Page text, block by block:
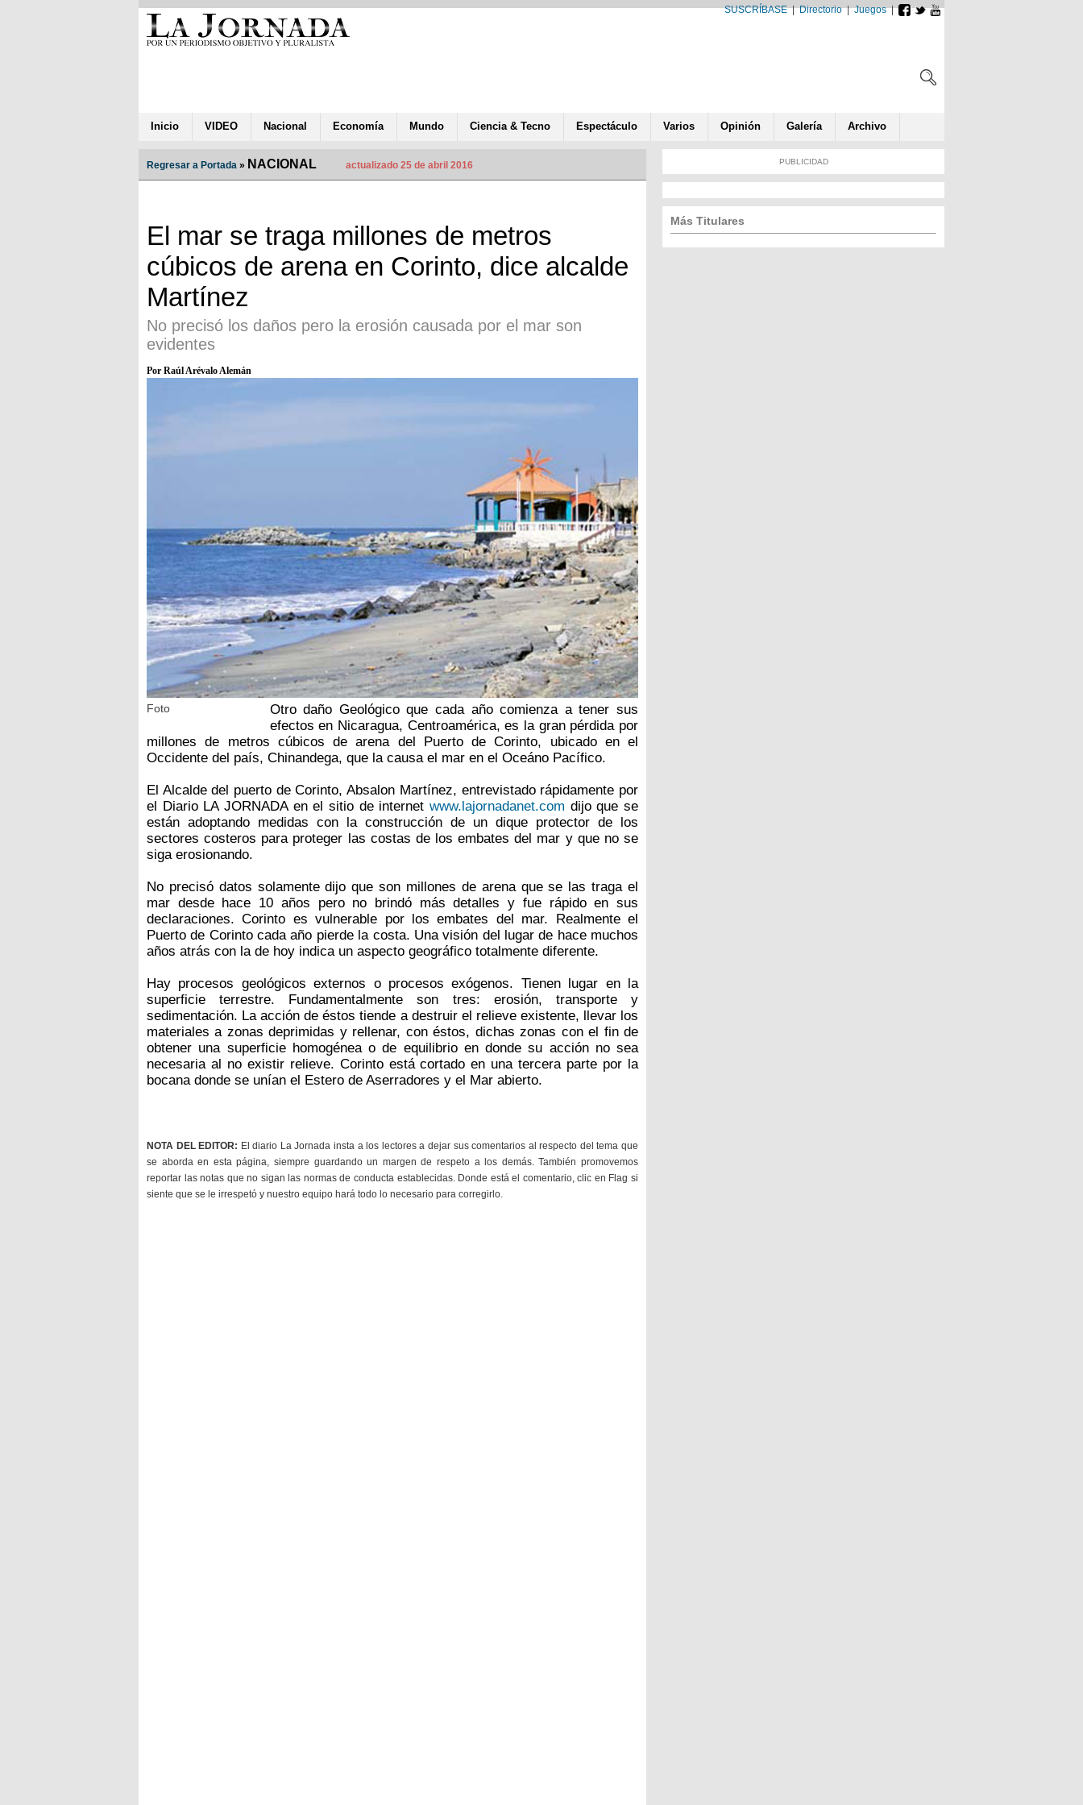
SUSCRÍBASE|Directorio|Juegos|
Inicio VIDEO Nacional Economía Mundo Ciencia & Tecno Espectáculo Varios Opinión Galería Archivo
Regresar a Portada » NACIONAL actualizado 25 de abril 2016
El mar se traga millones de metros
cúbicos de arena en Corinto, dice alcalde
Martínez
No precisó los daños pero la erosión causada por el mar son
evidentes
Por Raúl Arévalo Alemán
Foto
Otro daño Geológico que cada año comienza a tener sus
efectos en Nicaragua, Centroamérica, es la gran pérdida por
millones de metros cúbicos de arena del Puerto de Corinto, ubicado en el
Occidente del país, Chinandega, que la causa el mar en el Oceáno Pacífico.
El Alcalde del puerto de Corinto, Absalon Martínez, entrevistado rápidamente por
el Diario LA JORNADA en el sitio de internet www.lajornadanet.com dijo que se
están adoptando medidas con la construcción de un dique protector de los
sectores costeros para proteger las costas de los embates del mar y que no se
siga erosionando.
No precisó datos solamente dijo que son millones de arena que se las traga el
mar desde hace 10 años pero no brindó más detalles y fue rápido en sus
declaraciones. Corinto es vulnerable por los embates del mar. Realmente el
Puerto de Corinto cada año pierde la costa. Una visión del lugar de hace muchos
años atrás con la de hoy indica un aspecto geográfico totalmente diferente.
Hay procesos geológicos externos o procesos exógenos. Tienen lugar en la
superficie terrestre. Fundamentalmente son tres: erosión, transporte y
sedimentación. La acción de éstos tiende a destruir el relieve existente, llevar los
materiales a zonas deprimidas y rellenar, con éstos, dichas zonas con el fin de
obtener una superficie homogénea o de equilibrio en donde su acción no sea
necesaria al no existir relieve. Corinto está cortado en una tercera parte por la
bocana donde se unían el Estero de Aserradores y el Mar abierto.
NOTA DEL EDITOR: El diario La Jornada insta a los lectores a dejar sus comentarios al respecto del tema que
se aborda en esta página, siempre guardando un margen de respeto a los demás. También promovemos
reportar las notas que no sigan las normas de conducta establecidas. Donde está el comentario, clic en Flag si
siente que se le irrespetó y nuestro equipo hará todo lo necesario para corregirlo.
PUBLICIDAD
Más Titulares